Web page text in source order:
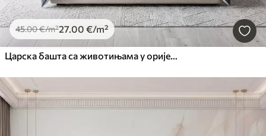
45.00€/m²27.00 €/m²
Царска башта са животињама у оријенталном стилу — мајмуном, леопардом, тигром, пауном и чапљом